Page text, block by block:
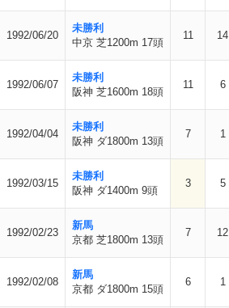
1992/06/20
未勝利
中京 芝1200m 17頭
11 14
1992/06/07
未勝利
阪神 芝1600m 18頭
11 6
1992/04/04
未勝利
阪神 ダ1800m 13頭
7 1
1992/03/15
未勝利
阪神 ダ1400m 9頭
3 5
1992/02/23
新馬
京都 芝1800m 13頭
7 12
1992/02/08
新馬
京都 ダ1800m 15頭
6 1